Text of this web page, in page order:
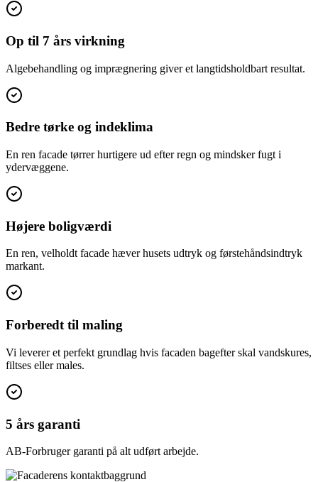
Op til 7 års virkning
Algebehandling og imprægnering giver et langtidsholdbart resultat.
Bedre tørke og indeklima
En ren facade tørrer hurtigere ud efter regn og mindsker fugt i
ydervæggene.
Højere boligværdi
En ren, velholdt facade hæver husets udtryk og førstehåndsindtryk
markant.
Forberedt til maling
Vi leverer et perfekt grundlag hvis facaden bagefter skal vandskures,
filtses eller males.
5 års garanti
AB-Forbruger garanti på alt udført arbejde.